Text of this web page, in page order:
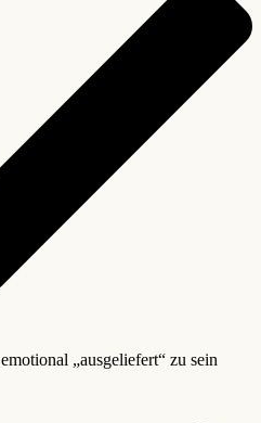
„ausgeliefert“ zu sein